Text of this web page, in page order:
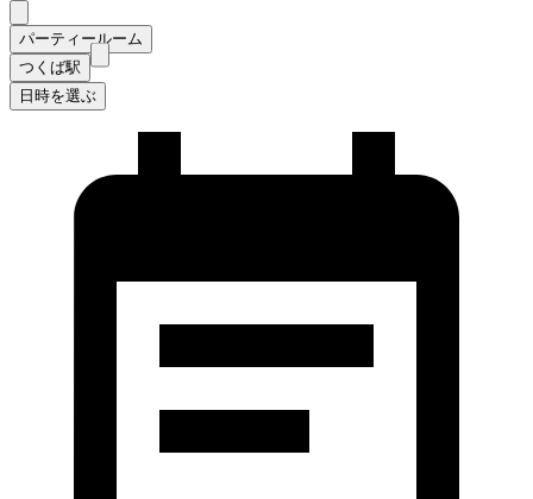
パーティールーム
つくば駅
日時を選ぶ